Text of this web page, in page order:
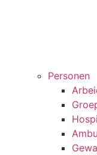
Personen